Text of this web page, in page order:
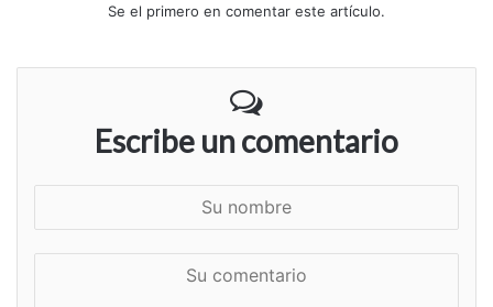
Se el primero en comentar este artículo.
Escribe un comentario